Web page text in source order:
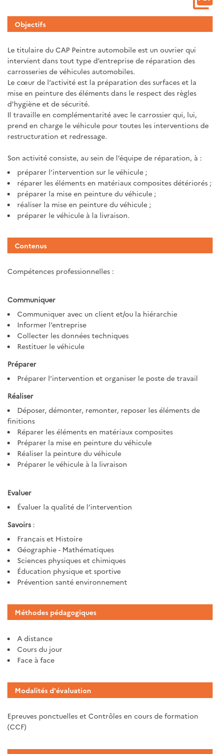
Objectifs
Le titulaire du CAP Peintre automobile est un ouvrier qui
intervient dans tout type d’entreprise de réparation des
carrosseries de véhicules automobiles.
Le cœur de l’activité est la préparation des surfaces et la
mise en peinture des éléments dans le respect des règles
d’hygiène et de sécurité.
Il travaille en complémentarité avec le carrossier qui, lui,
prend en charge le véhicule pour toutes les interventions de
restructuration et redressage.
Son activité consiste, au sein de l’équipe de réparation, à :
préparer l’intervention sur le véhicule ;
réparer les éléments en matériaux composites détériorés ;
préparer la mise en peinture du véhicule ;
réaliser la mise en peinture du véhicule ;
préparer le véhicule à la livraison.
Contenus
Compétences professionnelles :
Communiquer
Communiquer avec un client et/ou la hiérarchie
Informer l’entreprise
Collecter les données techniques
Restituer le véhicule
Préparer
Préparer l’intervention et organiser le poste de travail
Réaliser
Déposer, démonter, remonter, reposer les éléments de
finitions
Réparer les éléments en matériaux composites
Préparer la mise en peinture du véhicule
Réaliser la peinture du véhicule
Préparer le véhicule à la livraison
Evaluer
Évaluer la qualité de l’intervention
Savoirs :
Français et Histoire
Géographie - Mathématiques
Sciences physiques et chimiques
Éducation physique et sportive
Prévention santé environnement
Méthodes pédagogiques
A distance
Cours du jour
Face à face
Modalités d'évaluation
Epreuves ponctuelles et Contrôles en cours de formation
(CCF)